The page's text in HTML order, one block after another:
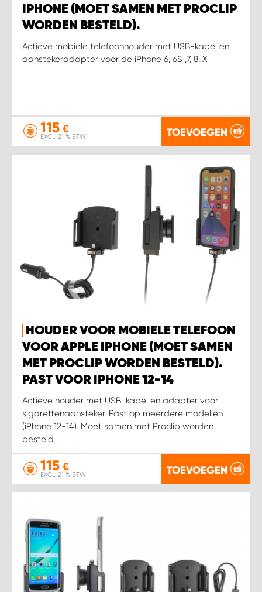
IPHONE (MOET SAMEN MET PROCLIP
WORDEN BESTELD).
Actieve mobiele telefoonhouder met USB-kabel en
aanstekeradapter voor de iPhone 6, 6S ,7, 8, X
115 €
EXCL. 21 % BTW TOEVOEGEN
HOUDER VOOR MOBIELE TELEFOON
VOOR APPLE IPHONE (MOET SAMEN
MET PROCLIP WORDEN BESTELD).
PAST VOOR IPHONE 12-14
Actieve houder met USB-kabel en adapter voor
sigarettenaansteker. Past op meerdere modellen
(iPhone 12-14). Moet samen met Proclip worden
besteld.
115 €
EXCL. 21 % BTW TOEVOEGEN